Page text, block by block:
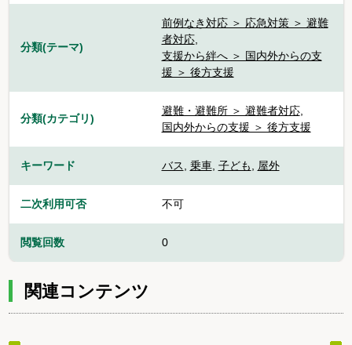
分類(テーマ)
前例なき対応 ＞ 応急対策 ＞ 避難
者対応,
支援から絆へ ＞ 国内外からの支
援 ＞ 後方支援
分類(カテゴリ)
避難・避難所 ＞ 避難者対応,
国内外からの支援 ＞ 後方支援
キーワード バス 乗車, 子ども 屋外
二次利用可否 不可
閲覧回数 0
関連コンテンツ